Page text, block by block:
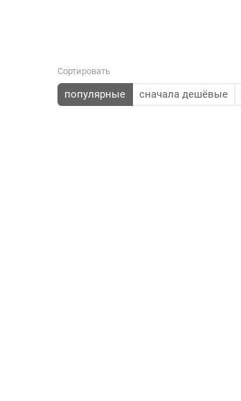
Сортировать
популярные сначала дешёвые